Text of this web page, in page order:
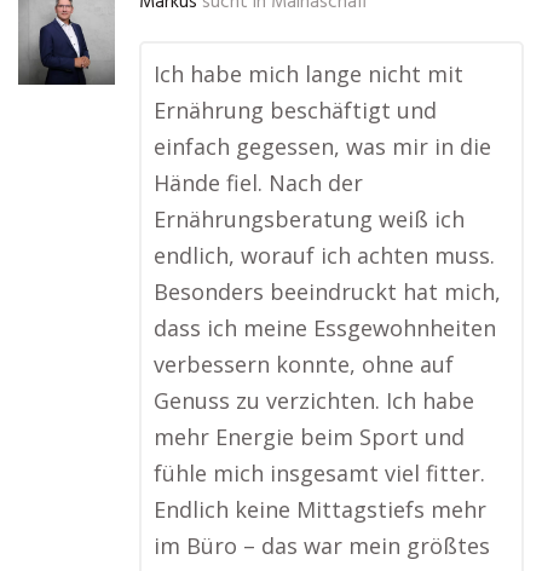
Ich habe mich lange nicht mit
Ernährung beschäftigt und
einfach gegessen, was mir in die
Hände fiel. Nach der
Ernährungsberatung weiß ich
endlich, worauf ich achten muss.
Besonders beeindruckt hat mich,
dass ich meine Essgewohnheiten
verbessern konnte, ohne auf
Genuss zu verzichten. Ich habe
mehr Energie beim Sport und
fühle mich insgesamt viel fitter.
Endlich keine Mittagstiefs mehr
im Büro – das war mein größtes